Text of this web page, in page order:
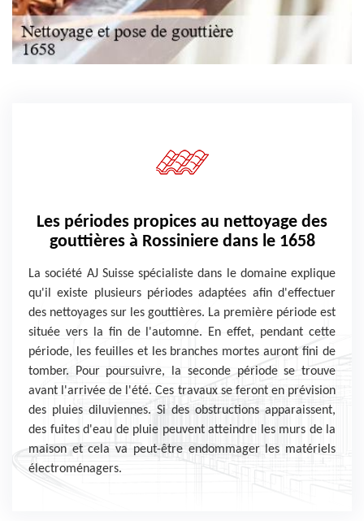
Les périodes propices au nettoyage des
gouttières à Rossiniere dans le 1658
La société AJ Suisse spécialiste dans le domaine explique
qu'il existe plusieurs périodes adaptées afin d'effectuer
des nettoyages sur les gouttières. La première période est
située vers la fin de l'automne. En effet, pendant cette
période, les feuilles et les branches mortes auront fini de
tomber. Pour poursuivre, la seconde période se trouve
avant l'arrivée de l'été. Ces travaux se feront en prévision
des pluies diluviennes. Si des obstructions apparaissent,
des fuites d'eau de pluie peuvent atteindre les murs de la
maison et cela va peut-être endommager les matériels
électroménagers.